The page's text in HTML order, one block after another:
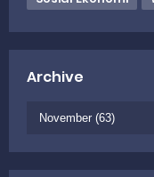
Archive